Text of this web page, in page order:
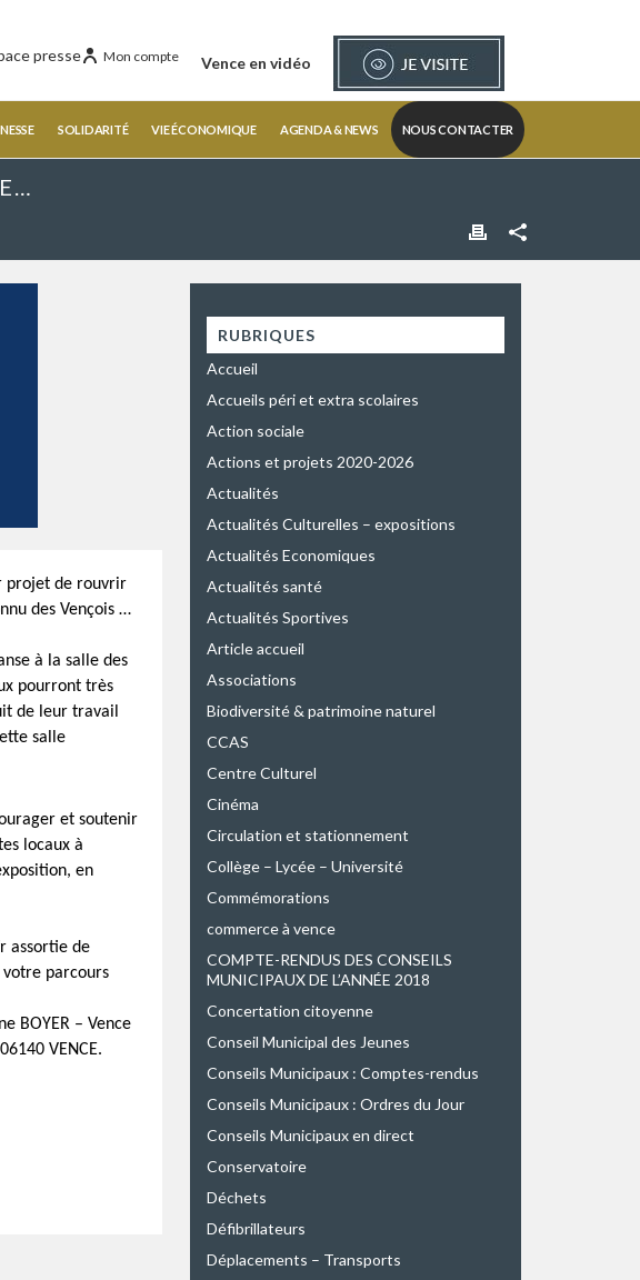
Vence en vidéo
Mon compte
presse
SOLIDARITÉ VIE ÉCONOMIQUE AGENDA & NEWS NOUS CONTACTER
projet de rouvrir
des Vençois …
à la salle des
pourront très
de leur travail
salle
et soutenir
locaux à
en
assortie de
votre parcours
BOYER – Vence
VENCE.
RUBRIQUES
Accueil
Accueils péri et extra scolaires
Action sociale
Actions et projets 2020-2026
Actualités
Actualités Culturelles – expositions
Actualités Economiques
Actualités santé
Actualités Sportives
Article accueil
Associations
Biodiversité & patrimoine naturel
CCAS
Centre Culturel
Cinéma
Circulation et stationnement
Collège – Lycée – Université
Commémorations
commerce à vence
COMPTE-RENDUS DES CONSEILS
MUNICIPAUX DE L’ANNÉE 2018
Concertation citoyenne
Conseil Municipal des Jeunes
Conseils Municipaux : Comptes-rendus
Conseils Municipaux : Ordres du Jour
Conseils Municipaux en direct
Conservatoire
Déchets
Défibrillateurs
Déplacements – Transports